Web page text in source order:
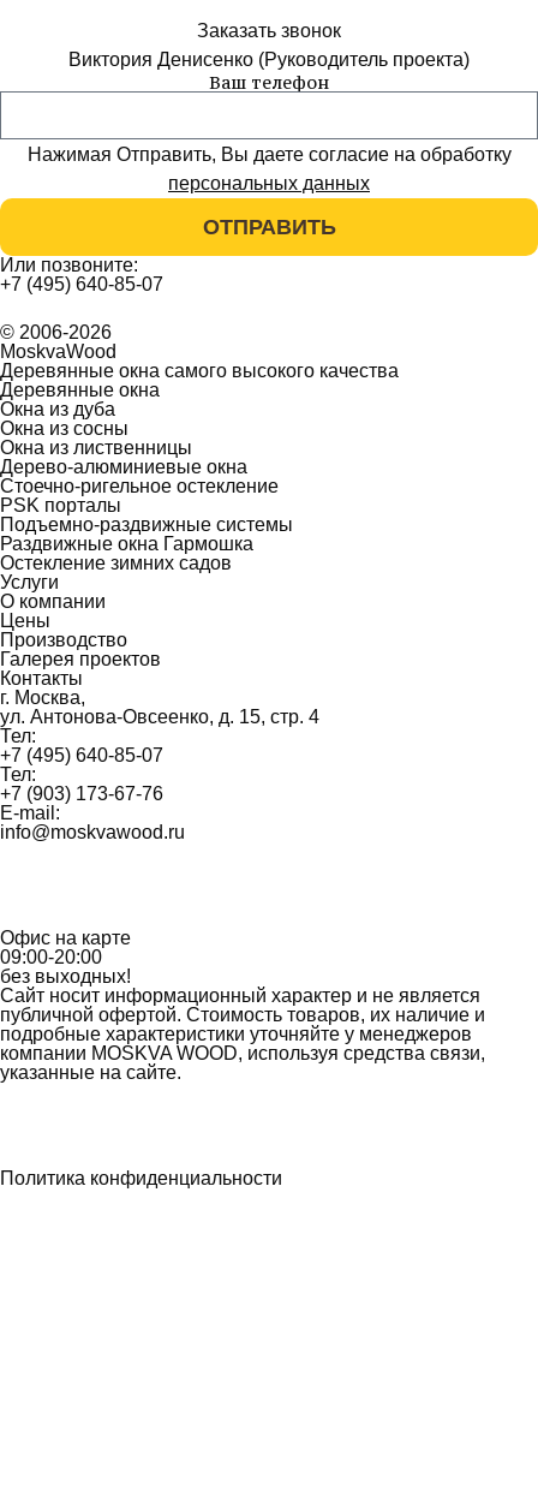
Заказать звонок
Виктория Денисенко (Руководитель проекта)
Ваш телефон
Нажимая Отправить, Вы даете согласие на обработку
персональных данных
ОТПРАВИТЬ
Или позвоните:
+7 (495) 640-85-07
© 2006-2026
MoskvaWood
Деревянные окна самого высокого качества
Деревянные окна
Окна из дуба
Окна из сосны
Окна из лиственницы
Дерево-алюминиевые окна
Стоечно-ригельное остекление
PSK порталы
Подъемно-раздвижные системы
Раздвижные окна Гармошка
Остекление зимних садов
Услуги
О компании
Цены
Производство
Галерея проектов
Контакты
г. Москва,
ул. Антонова-Овсеенко, д. 15, стр. 4
Тел:
+7 (495) 640-85-07
Тел:
+7 (903) 173-67-76
E-mail:
info@moskvawood.ru
Офис на карте
09:00-20:00
без выходных!
Сайт носит информационный характер и не является
публичной офертой. Стоимость товаров, их наличие и
подробные характеристики уточняйте у менеджеров
компании MOSKVA WOOD, используя средства связи,
указанные на сайте.
Политика конфиденциальности